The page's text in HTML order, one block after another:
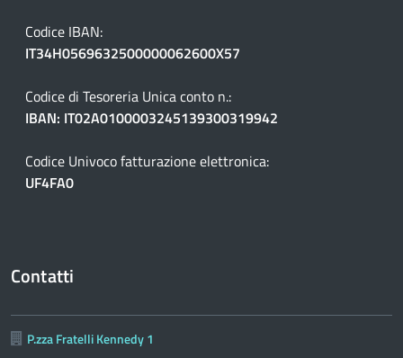
Codice IBAN:
IT34H0569632500000062600X57
Codice di Tesoreria Unica conto n.:
IBAN: IT02A0100003245139300319942
Codice Univoco fatturazione elettronica:
UF4FA0
Contatti
P.zza Fratelli Kennedy 1